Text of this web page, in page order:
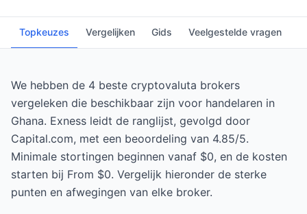
Topkeuzes Vergelijken Gids Veelgestelde vragen
We hebben de 4 beste cryptovaluta brokers
vergeleken die beschikbaar zijn voor handelaren in
Ghana. Exness leidt de ranglijst, gevolgd door
Capital.com, met een beoordeling van 4.85/5.
Minimale stortingen beginnen vanaf $0, en de kosten
starten bij From $0. Vergelijk hieronder de sterke
punten en afwegingen van elke broker.